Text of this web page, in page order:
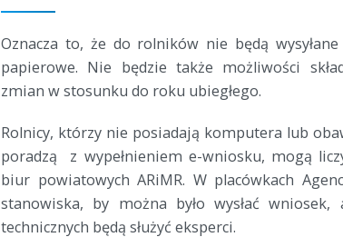
Oznacza to, że do rolników nie będą
papierowe. Nie będzie także możliwości
zmian w stosunku do roku ubiegłego.
Rolnicy, którzy nie posiadają komputera lub
poradzą z wypełnieniem e-wniosku, mogą
biur powiatowych ARiMR. W placówkach
stanowiska, by można było wysłać
technicznych będą służyć eksperci.